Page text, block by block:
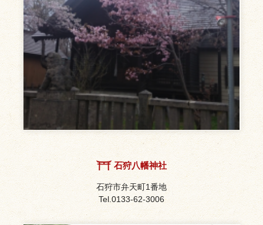
石狩八幡神社
石狩市弁天町1番地
0133-62-3006